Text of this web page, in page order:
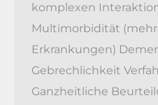
komplexen
Multimorbidität
Erkrankungen)
Gebrechlichkeit
Ganzheitliche